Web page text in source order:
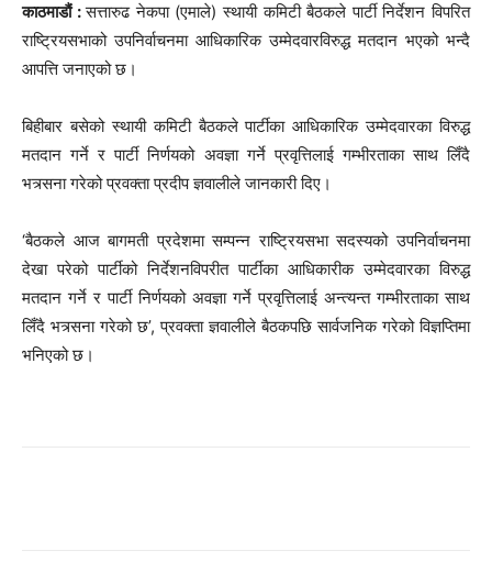
काठमाडौं :सत्तारुढ नेकपा (एमाले) स्थायी कमिटी बैठकले पार्टी निर्देशन विपरित
राष्ट्रियसभाको उपनिर्वाचनमा आधिकारिक उम्मेदवारविरुद्ध मतदान भएको भन्दै
आपत्ति जनाएको छ।
बिहीबार बसेको स्थायी कमिटी बैठकले पार्टीका आधिकारिक उम्मेदवारका विरुद्ध
मतदान गर्ने र पार्टी निर्णयको अवज्ञा गर्ने प्रवृत्तिलाई गम्भीरताका साथ लिँदै
भत्र्सना गरेको प्रवक्ता प्रदीप ज्ञवालीले जानकारी दिए।
‘बैठकले आज बागमती प्रदेशमा सम्पन्न राष्ट्रियसभा सदस्यको उपनिर्वाचनमा
देखा परेको पार्टीको निर्देशनविपरीत पार्टीका आधिकारीक उम्मेदवारका विरुद्ध
मतदान गर्ने र पार्टी निर्णयको अवज्ञा गर्ने प्रवृत्तिलाई अन्त्यन्त गम्भीरताका साथ
लिँदै भत्र्सना गरेको छ’, प्रवक्ता ज्ञवालीले बैठकपछि सार्वजनिक गरेको विज्ञप्तिमा
भनिएको छ।